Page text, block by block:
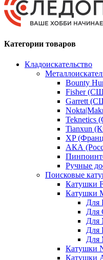
Категории товаров
Кладоискательство
Bounty
Fisher
Garrett
Tianxun
XP
АКА
Ручные
Поисковые
Катушки
Катушки
Для
Для
Для
Для
Для
Катушки
Катушки